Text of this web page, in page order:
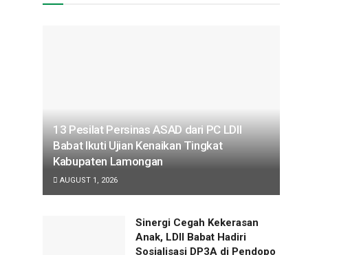
13 Pesilat Persinas ASAD dari PC LDII
Babat Ikuti Ujian Kenaikan Tingkat
Kabupaten Lamongan
AUGUST 1, 2026
Sinergi Cegah Kekerasan
Anak, LDII Babat Hadiri
Sosialisasi DP3A di Pendopo